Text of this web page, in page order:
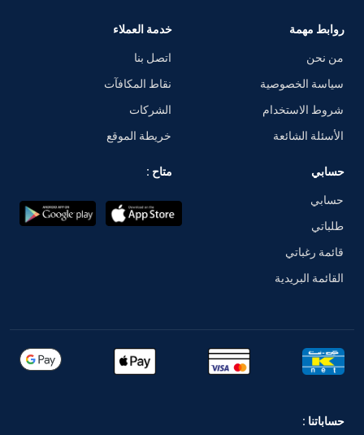
روابط مهمة
من نحن
سياسة الخصوصية
شروط الاستخدام
الأسئلة الشائعة
خدمة العملاء
اتصل بنا
نقاط المكافآت
الشركات
خريطة الموقع
حسابي
حسابي
طلباتي
قائمة رغباتي
القائمة البريدية
متاح :
حساباتنا :